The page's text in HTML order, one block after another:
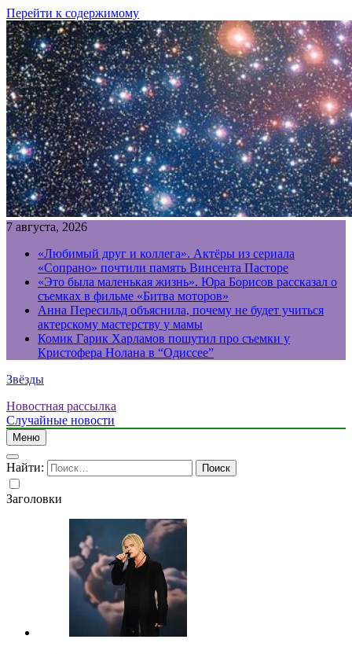
Перейти к содержимому
7 августа, 2026
«Любимый друг и коллега». Актёры из сериала
«Сопрано» почтили память Винсента Пасторе
«Это была маленькая жизнь». Юра Борисов рассказал о
съемках в фильме «Битва моторов»
Анна Пересильд объяснила, почему не будет учиться
актерскому мастерству у мамы
Комик Гарик Харламов пошутил про съемки у
Кристофера Нолана в “Одиссее”
Звёзды
Новостная рассылка
Случайные новости
Меню
Найти:
Заголовки